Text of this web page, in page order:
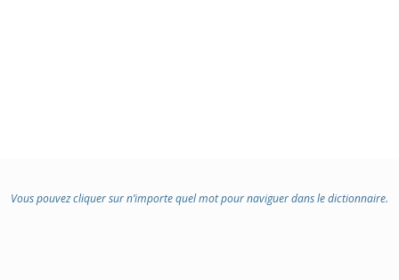
Vous pouvez cliquer sur n’importe quel mot pour naviguer dans le dictionnaire.